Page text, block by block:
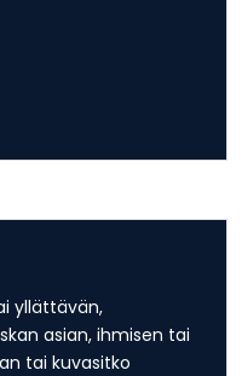
yllättävän,
asian, ihmisen tai
tai kuvasitko